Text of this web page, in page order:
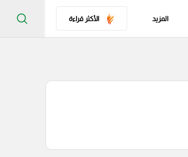
المزيد الأكثر قراءة